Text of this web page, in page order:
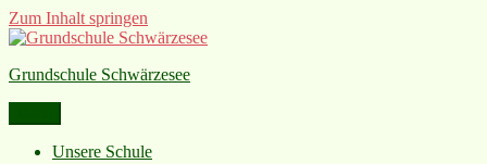
Zum Inhalt springen
Grundschule Schwärzesee
Unsere Schule